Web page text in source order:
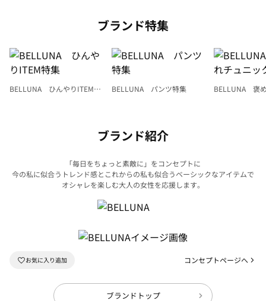
ブランド特集
BELLUNA ひんやりITEM特
BELLUNA パンツ特集
BELLUNA 褒
ブランド紹介
「毎日をちょっと素敵に」をコンセプトに
今の私に似合うトレンド感とこれからの私も似合うベーシックなアイテムで
オシャレを楽しむ大人の女性を応援します。
コンセプトページへ
ブランドトップ